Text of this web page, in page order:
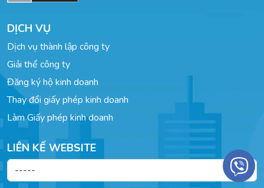
DỊCH VỤ
Dịch vụ thành lập công ty
Giải thể công ty
Đăng ký hộ kinh doanh
Thay đổi giấy phép kinh doanh
Làm Giấy phép kinh doanh
LIÊN KẾ WEBSITE